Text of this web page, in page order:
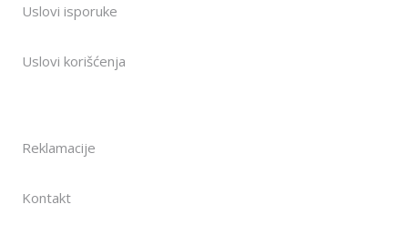
Uslovi isporuke
Uslovi korišćenja
Reklamacije
Kontakt